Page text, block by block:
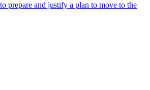
prepare and justify a plan to move to the